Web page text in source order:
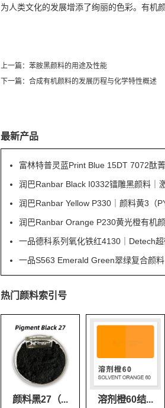
为人类文化的发展增添了绚丽的色彩。有机
上一篇： 苯胺黑颜料的用途及性能
下一篇： 合成有机颜料的发展历程与化学特性概述
最新产品
富林特普灵蓝Print Blue 15DT 7072酞
润巴Ranbar Black I0332镭雕黑颜料｜
润巴Ranbar Yellow P330｜颜料黄3（
润巴Ranbar Orange P230黄光橙有机
一品德科系列氧化铁红4130｜Detech
一品S563 Emerald Green翠绿复合颜
热门颜料索引号
颜料黑27（... 溶剂橙60结...